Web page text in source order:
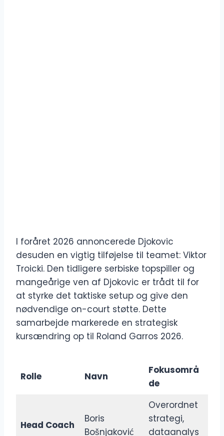
I foråret 2026 annoncerede Djokovic
desuden en vigtig tilføjelse til teamet: Viktor
Troicki. Den tidligere serbiske topspiller og
mangeårige ven af Djokovic er trådt til for
at styrke det taktiske setup og give den
nødvendige on-court støtte. Dette
samarbejde markerede en strategisk
kursændring op til Roland Garros 2026.
Rolle Navn
Fokusområ
de
Head Coach
Boris
Bošnjaković
Overordnet
strategi,
dataanalys